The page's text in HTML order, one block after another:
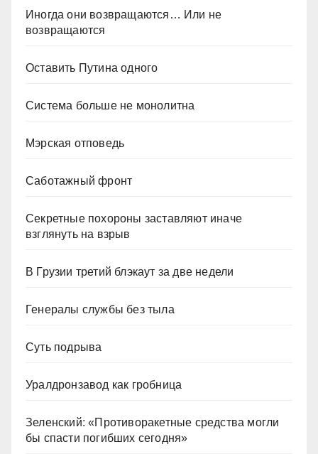
Иногда они возвращаются… Или не
возвращаются
Оставить Путина одного
Система больше не монолитна
Мэрская отповедь
Саботажный фронт
Секретные похороны заставляют иначе
взглянуть на взрыв
В Грузии третий блэкаут за две недели
Генералы службы без тыла
Суть подрыва
Уралдронзавод как гробница
Зеленский: «Противоракетные средства могли
бы спасти погибших сегодня»